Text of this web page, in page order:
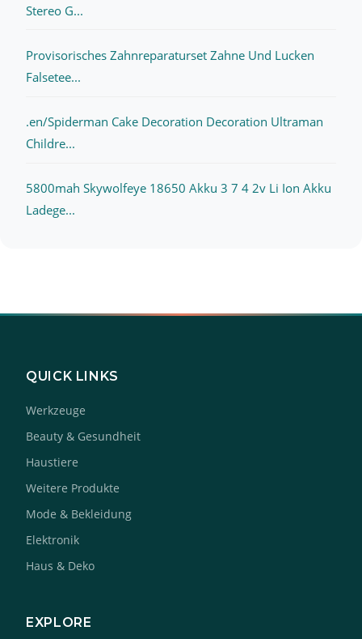
Stereo G...
Provisorisches Zahnreparaturset Zahne Und Lucken
Falsetee...
.en/Spiderman Cake Decoration Decoration Ultraman
Childre...
5800mah Skywolfeye 18650 Akku 3 7 4 2v Li Ion Akku
Ladege...
QUICK LINKS
Werkzeuge
Beauty & Gesundheit
Haustiere
Weitere Produkte
Mode & Bekleidung
Elektronik
Haus & Deko
EXPLORE